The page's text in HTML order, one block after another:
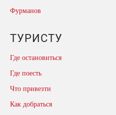
Фурманов
ТУРИСТУ
Где остановиться
Где поесть
Что привезти
Как добраться